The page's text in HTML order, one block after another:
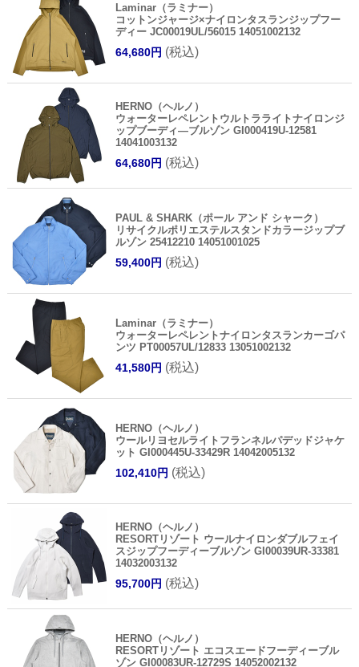
Laminar（ラミナー）
コットンジャージ×ナイロンタスランジップフー
ディー JC00019UL/56015 14051002132
64,680円 (税込)
HERNO（ヘルノ）
ウォーターレペレントウルトラライトナイロンジ
ップブーディ―ブルゾン GI000419U-12581
14041003132
64,680円 (税込)
PAUL & SHARK（ポール アンド シャーク）
リサイクルポリエステルスタンドカラージップブ
ルゾン 25412210 14051001025
59,400円 (税込)
Laminar（ラミナー）
ウォーターレペレントナイロンタスランカーゴパ
ンツ PT00057UL/12833 13051002132
41,580円 (税込)
HERNO（ヘルノ）
ウールリヨセルライトフランネルパデッドジャケ
ット GI000445U-33429R 14042005132
102,410円 (税込)
HERNO（ヘルノ）
RESORTリゾート ウールナイロンダブルフェイ
スジップフーディーブルゾン GI00039UR-33381
14032003132
95,700円 (税込)
HERNO（ヘルノ）
RESORTリゾート エコスエードフーディーブル
ゾン GI00083UR-12729S 14052002132